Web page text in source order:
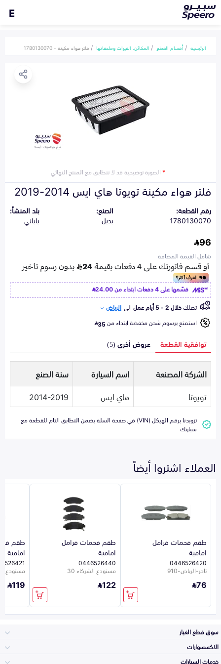
E
الرئيسية أقسام القطع المكائن، القيرات وملحقاتها فلتر هواء مكينة - 1780130070
*الصورة توضيحية قد لا تتطابق مع المنتج النهائي
فلتر هواء مكينة تويوتا هاي ايس 2014-2019
رقم القطعة:
1780130070
الصنع:
بديل
بلد المنشأ:
ياباني
96
شامل القيمة المضافة
قسّمها على 4 دفعات ابتداء من
24.00
تصلكخلال 2 - 5 أيام عمل الى الرياض
استمتع برسوم شحن مخفضة ابتداء من35
توافقية القطعة عروض أخرى (5)
الشركة المصنعة اسم السيارة
سنة الصنع
تويوتا
هاي ايس 2014-2019
تزويدنا برقم الهيكل (VIN) في صفحة السلة يضمن التطابق التام للقطعة مع
سيارتك
العملاء اشتروا أيضاً
طقم فحمات فرامل
امامية
0446526420
تاجر-الرياض-910
76
طقم فحمات فرامل
امامية
0446526440
مستودع الشركاء 30
122
طقم
امامية
مستودع
119
سوق قطع الغيار
الاكسسوارات
خدمات السيارات